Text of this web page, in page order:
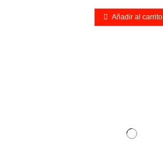
Añadir al carrito